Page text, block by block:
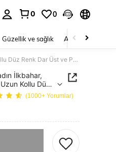
0 0
Güzellik ve sağlık Ayakkabı
Runway Rest 2 Parça Set Kadın İlkbahar, Yaz, Sonbahar, Kış Yeni Çeyrek Düğmeli Uzun Kollu Düz Renk Dar Üst ve Pantolon Takım Rahat Kıyafet, Sonbahar Giysileri
İlkbahar,
Kollu Düz
(1000+ Yorumlar)